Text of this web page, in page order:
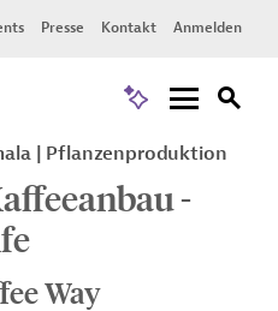
Presse Kontakt Anmelden
Pflanzenproduktion
-
Way